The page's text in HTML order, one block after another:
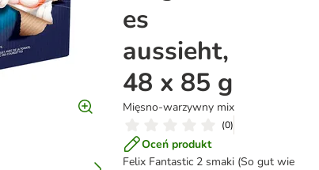
es
aussieht,
48 x 85 g
Mięsno-warzywny mix
(0)
Oceń produkt
Felix Fantastic 2 smaki (So gut wie